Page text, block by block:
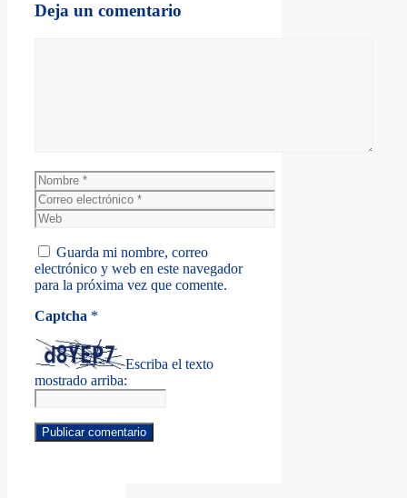
Deja un comentario
Nombre
Correo
electrónico
Web
Guarda mi nombre, correo
electrónico y web en este navegador
para la próxima vez que comente.
Captcha *
Escriba el texto
mostrado arriba: